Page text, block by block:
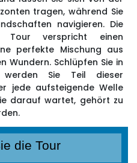
tragen, während Sie
navigieren. Die
Tour verspricht einen
perfekte Mischung aus
Wundern. Schlüpfen Sie in
Sie Teil dieser
jede aufsteigende Welle
darauf wartet, gehört zu
die Tour